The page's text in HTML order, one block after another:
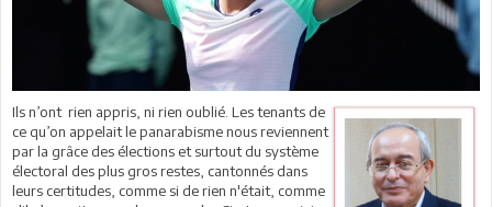
Ils n’ont rien appris, ni rien oublié. Les tenants de
ce qu’on appelait le panarabisme nous reviennent
par la grâce des élections et surtout du système
électoral des plus gros restes, cantonnés dans
leurs certitudes, comme si de rien n'était, comme